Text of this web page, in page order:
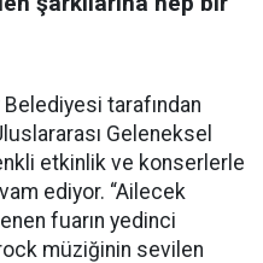
tarafından
Geleneksel
etkinlik ve konserlerle
ediyor. “Ailecek
fuarın yedinci
müziğinin sevilen